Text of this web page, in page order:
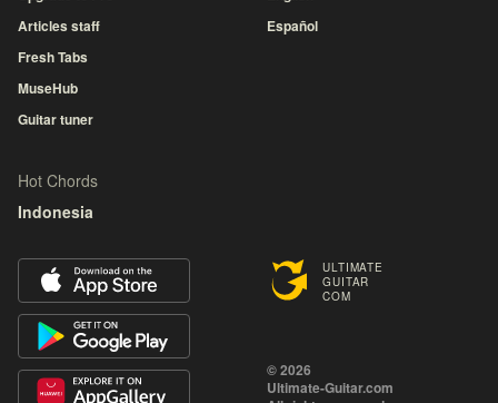
ULTIMATE
GUITAR
COM
© 2026
Ultimate-Guitar.com
Articles staff
Fresh Tabs
MuseHub
Guitar tuner
Español
Hot Chords
Indonesia